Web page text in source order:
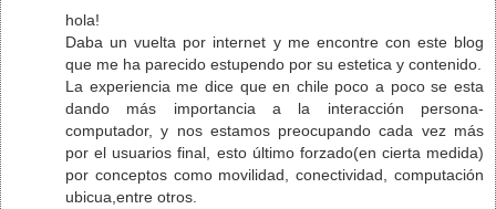
hola!
Daba un vuelta por internet y me encontre con este blog
que me ha parecido estupendo por su estetica y contenido.
La experiencia me dice que en chile poco a poco se esta
dando más importancia a la interacción persona-
computador, y nos estamos preocupando cada vez más
por el usuarios final, esto último forzado(en cierta medida)
por conceptos como movilidad, conectividad, computación
ubicua,entre otros.